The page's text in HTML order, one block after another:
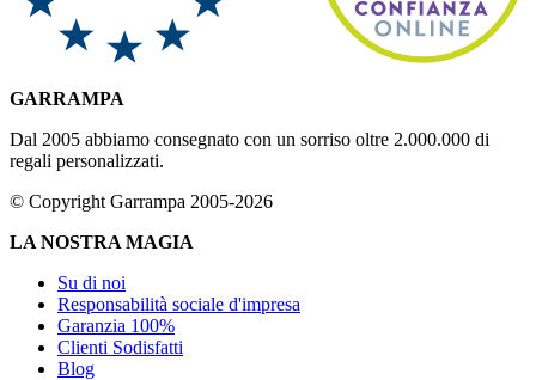
GARRAMPA
Dal 2005 abbiamo consegnato con un sorriso oltre 2.000.000 di
regali personalizzati.
© Copyright Garrampa 2005-2026
LA NOSTRA MAGIA
Su di noi
Responsabilità sociale d'impresa
Garanzia 100%
Clienti Sodisfatti
Blog